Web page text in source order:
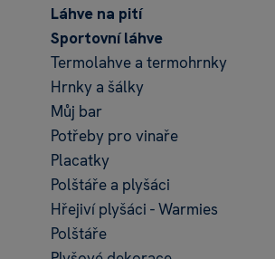
Láhve na pití
Sportovní láhve
Termolahve a termohrnky
Hrnky a šálky
Můj bar
Potřeby pro vinaře
Placatky
Polštáře a plyšáci
Hřejiví plyšáci - Warmies
Polštáře